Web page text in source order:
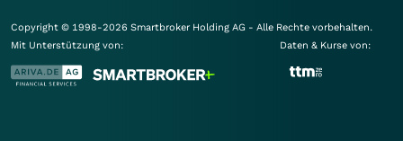
Copyright © 1998-2026 Smartbroker Holding AG - Alle Rechte vorbehalten.
Mit Unterstützung von:
Daten & Kurse von: